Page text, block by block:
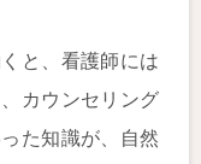
と、看護師には
カウンセリング
た知識が、自然